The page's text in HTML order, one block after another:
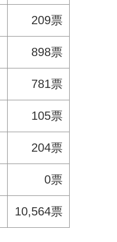
209票
898票
781票
105票
204票
0票
10,564票